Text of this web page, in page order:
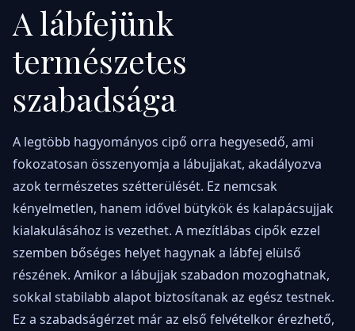
A lábfejünk
természetes
szabadsága
A legtöbb hagyományos cipő orra hegyesedő, ami
fokozatosan összenyomja a lábujjakat, akadályozva
azok természetes szétterülését. Ez nemcsak
kényelmetlen, hanem idővel bütykök és kalapácsujjak
kialakulásához is vezethet. A mezítlábas cipők ezzel
szemben bőséges helyet hagynak a lábfej elülső
részének. Amikor a lábujjak szabadon mozoghatnak,
sokkal stabilabb alapot biztosítanak az egész testnek.
Ez a szabadságérzet már az első felvételkor érezhető,